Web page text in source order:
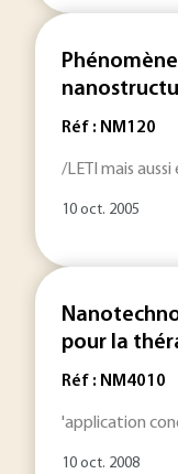
Réf : NM120
/LETI mais
10 oct. 2005
pour la
Réf : NM4010
'application
10 oct. 2008